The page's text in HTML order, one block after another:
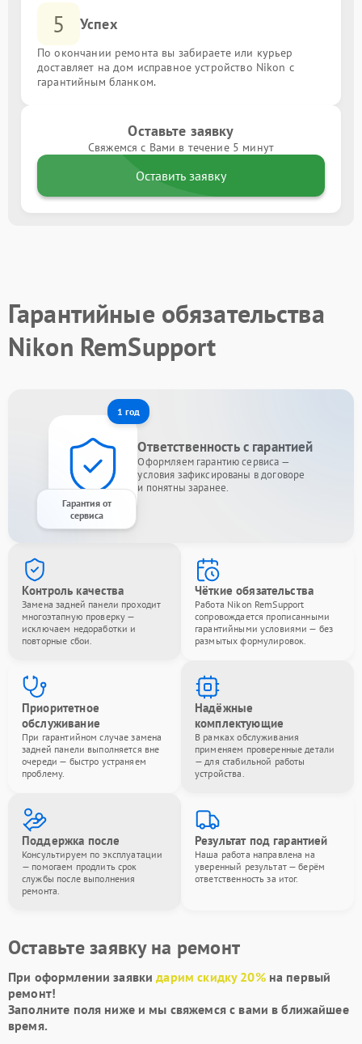
5 Успех
По окончании ремонта вы забираете или курьер
доставляет на дом исправное устройство Nikon с
гарантийным бланком.
Оставьте заявку
Свяжемся с Вами в течение 5 минут
Оставить заявку
Гарантийные обязательства
Nikon RemSupport
1 год
Гарантия от
сервиса
Ответственность с гарантией
Оформляем гарантию сервиса —
условия зафиксированы в договоре
и понятны заранее.
Контроль качества
Замена задней панели проходит
многоэтапную проверку —
исключаем недоработки и
повторные сбои.
Чёткие обязательства
Работа Nikon RemSupport
сопровождается прописанными
гарантийными условиями — без
размытых формулировок.
Приоритетное
обслуживание
При гарантийном случае замена
задней панели выполняется вне
очереди — быстро устраняем
проблему.
Надёжные
комплектующие
В рамках обслуживания
применяем проверенные детали
— для стабильной работы
устройства.
Поддержка после
Консультируем по эксплуатации
— помогаем продлить срок
службы после выполнения
ремонта.
Результат под гарантией
Наша работа направлена на
уверенный результат — берём
ответственность за итог.
Оставьте заявку на ремонт
При оформлении заявкидарим скидку 20%на первый
ремонт!
Заполните поля ниже и мы свяжемся с вами в ближайшее
время.